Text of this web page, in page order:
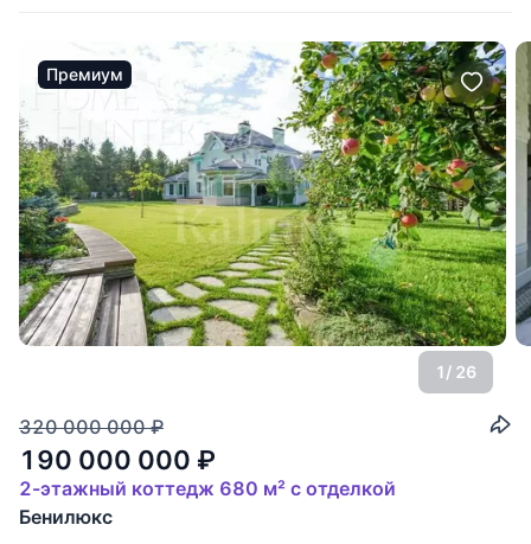
Премиум
1/ 26
320 000 000 ₽
190 000 000 ₽
2-этажный коттедж 680 м² с отделкой
Бенилюкс